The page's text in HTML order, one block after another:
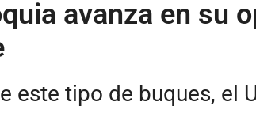
avanza en su
este tipo de buques, el